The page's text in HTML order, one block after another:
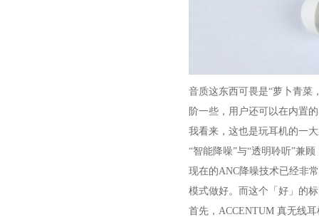
音质这东西可畏是“萝卜青菜
阶一些，用户还可以在内置
我看来，这也是玩耳机的一
“智能降噪”与“透明聆听”兼顾
现在的ANC降噪技术已经非
模式做好。而这个「好」的
首先，ACCENTUM 真无线